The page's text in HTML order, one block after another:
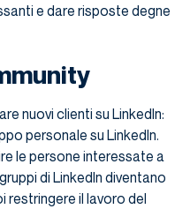
e dare risposte degne
nuovi clienti su LinkedIn:
personale su LinkedIn.
le persone interessate a
di LinkedIn diventano
restringere il lavoro del